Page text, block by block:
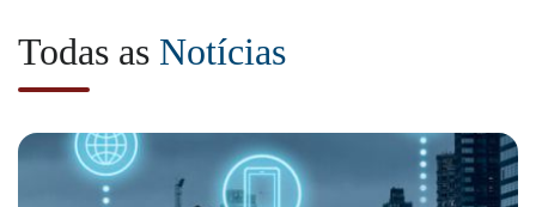
Todas as Notícias